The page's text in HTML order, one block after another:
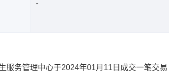
服务管理中心于2024年01月11日成交一笔交易